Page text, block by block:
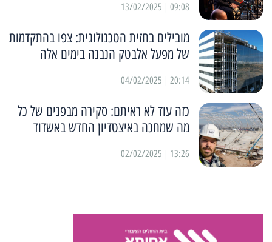
09:08 | 13/02/2025
מובילים בחזית הטכנולוגית: צפו בהתקדמות
של מפעל אלבטק הנבנה בימים אלה
20:14 | 04/02/2025
כזה עוד לא ראיתם: סקירה מבפנים של כל
מה שמחכה באיצטדיון החדש באשדוד
13:26 | 02/02/2025